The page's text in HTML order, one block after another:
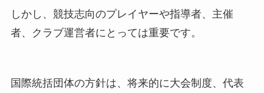
しかし、競技志向のプレイヤーや指導者、主催
者、クラブ運営者にとっては重要です。
国際統括団体の方針は、将来的に大会制度、代表